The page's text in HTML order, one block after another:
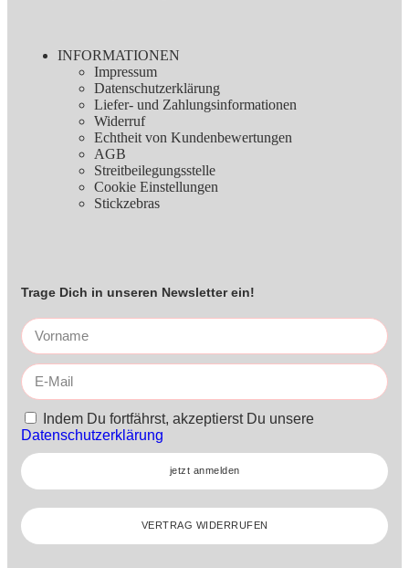
INFORMATIONEN
Impressum
Datenschutzerklärung
Liefer- und Zahlungsinformationen
Widerruf
Echtheit von Kundenbewertungen
AGB
Streitbeilegungsstelle
Cookie Einstellungen
Stickzebras
Trage Dich in unseren Newsletter ein!
Indem Du fortfährst, akzeptierst Du unsere
Datenschutzerklärung
jetzt anmelden
VERTRAG WIDERRUFEN